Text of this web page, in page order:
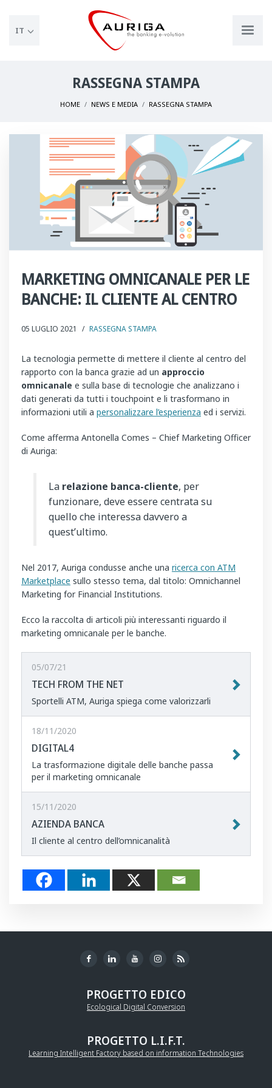
IT
RASSEGNA STAMPA
HOME NEWS E MEDIA RASSEGNA STAMPA
MARKETING OMNICANALE PER LE
BANCHE: IL CLIENTE AL CENTRO
05 LUGLIO 2021 / RASSEGNA STAMPA
La tecnologia permette di mettere il cliente al centro del
rapporto con la banca grazie ad un approccio
omnicanale e sulla base di tecnologie che analizzano i
dati generati da tutti i touchpoint e li trasformano in
informazioni utili a personalizzare l’esperienza ed i servizi.
Come afferma Antonella Comes – Chief Marketing Officer
di Auriga:
La relazione banca-cliente, per
funzionare, deve essere centrata su
quello che interessa davvero a
quest’ultimo.
Nel 2017, Auriga condusse anche una ricerca con ATM
Marketplace sullo stesso tema, dal titolo: Omnichannel
Marketing for Financial Institutions.
Ecco la raccolta di articoli più interessanti riguardo il
marketing omnicanale per le banche.
05/07/21
TECH FROM THE NET
Sportelli ATM, Auriga spiega come valorizzarli
18/11/2020
DIGITAL4
La trasformazione digitale delle banche passa
per il marketing omnicanale
15/11/2020
AZIENDA BANCA
Il cliente al centro dell’omnicanalità
PROGETTO EDICO
Ecological Digital Conversion
PROGETTO L.I.F.T.
Learning Intelligent Factory based on information Technologies